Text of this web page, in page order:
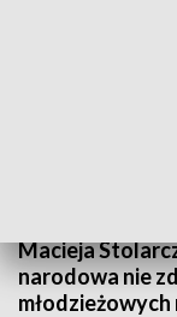
Macieja
narodowa nie